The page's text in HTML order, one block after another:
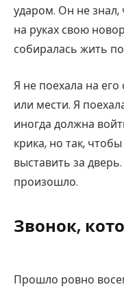
ударом. Он не знал,
на руках свою
собиралась жить
Я не поехала на
или мести. Я
иногда должна
крика, но так,
выставить за
произошло.
Звонок,
Прошло ровно